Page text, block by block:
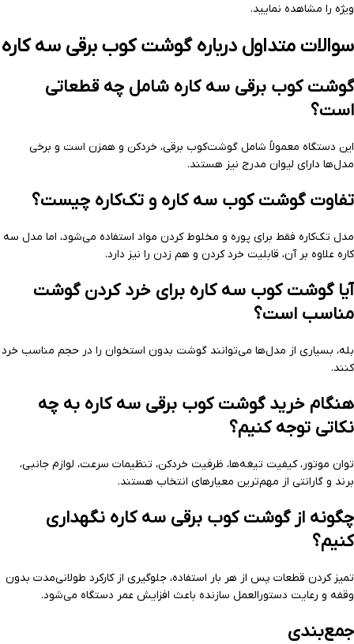
ویژه را مشاهده نمایید.
سوالات متداول درباره گوشت کوب برقی سه کاره
گوشت کوب برقی سه کاره شامل چه قطعاتی
است؟
این دستگاه معمولاً شامل گوشت‌کوب برقی، خردکن و همزن است و برخی
مدل‌ها دارای لیوان مدرج نیز هستند.
تفاوت گوشت کوب سه کاره و تک‌کاره چیست؟
مدل تک‌کاره فقط برای پوره و مخلوط کردن مواد استفاده می‌شود، اما مدل سه
کاره علاوه بر آن، قابلیت خرد کردن و هم زدن را نیز دارد.
آیا گوشت کوب سه کاره برای خرد کردن گوشت
مناسب است؟
بله، بسیاری از مدل‌ها می‌توانند گوشت بدون استخوان را در حجم مناسب خرد
کنند.
هنگام خرید گوشت کوب برقی سه کاره به چه
نکاتی توجه کنیم؟
توان موتور، کیفیت تیغه‌ها، ظرفیت خردکن، تنظیمات سرعت، لوازم جانبی،
برند و گارانتی از مهم‌ترین معیارهای انتخاب هستند.
چگونه از گوشت کوب برقی سه کاره نگهداری
کنیم؟
تمیز کردن قطعات پس از هر بار استفاده، جلوگیری از کارکرد طولانی‌مدت بدون
وقفه و رعایت دستورالعمل سازنده باعث افزایش عمر دستگاه می‌شود.
جمع‌بندی